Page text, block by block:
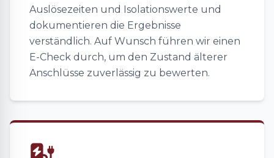
Auslösezeiten und Isolationswerte und
dokumentieren die Ergebnisse
verständlich. Auf Wunsch führen wir einen
E-Check durch, um den Zustand älterer
Anschlüsse zuverlässig zu bewerten.